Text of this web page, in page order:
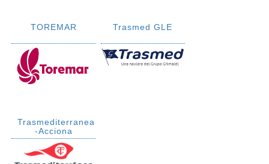
TOREMAR Trasmed GLE
Trasmediterranea
-Acciona